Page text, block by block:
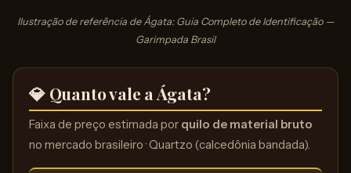
Ilustração de referência de Ágata: Guia Completo de Identificação —
Garimpada Brasil
💎 Quanto vale a Ágata?
Faixa de preço estimada por quilo de material bruto
no mercado brasileiro · Quartzo (calcedônia bandada).